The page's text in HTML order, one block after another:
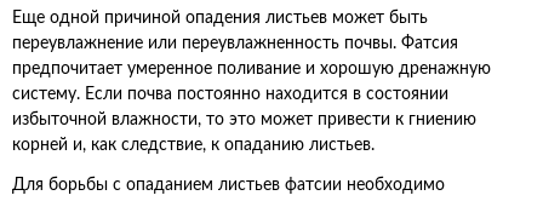
Еще одной причиной опадения листьев может быть
переувлажнение или переувлажненность почвы. Фатсия
предпочитает умеренное поливание и хорошую дренажную
систему. Если почва постоянно находится в состоянии
избыточной влажности, то это может привести к гниению
корней и, как следствие, к опаданию листьев.
Для борьбы с опаданием листьев фатсии необходимо